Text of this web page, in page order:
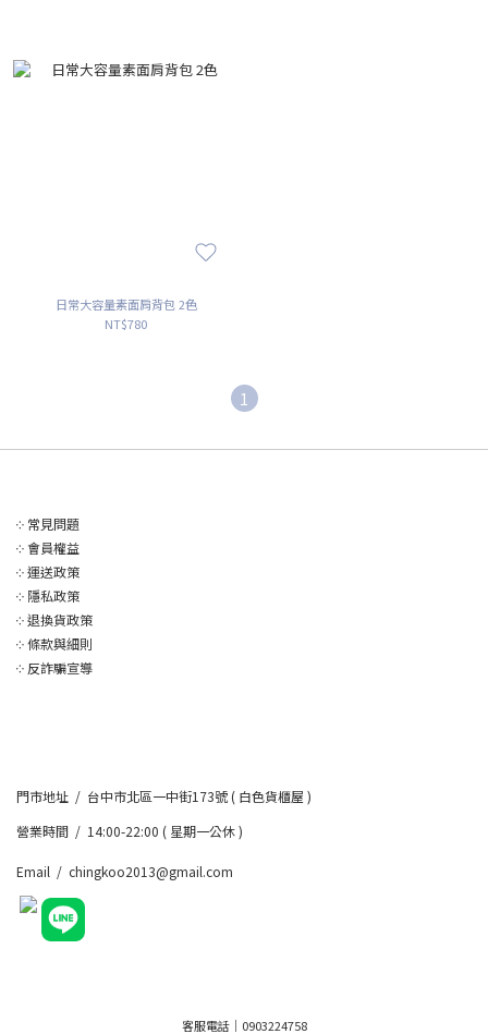
日常大容量素面肩背包 2色
NT$780
1
༶ 常見問題
༶會員權益
༶運送政策
༶ 隱私政策
༶退換貨政策
༶條款與細則
༶ 反詐騙宣導
門市地址 / 台中市北區一中街173號 ( 白色貨櫃屋 )
營業時間 / 14:00-22:00 ( 星期一公休 )
Email / chingkoo2013@gmail.com
客服電話｜0903224758